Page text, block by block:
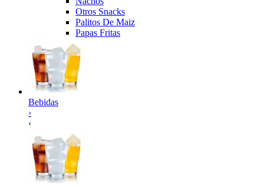
Otros Snacks
Palitos De Maiz
Papas Fritas
Bebidas
›
‹